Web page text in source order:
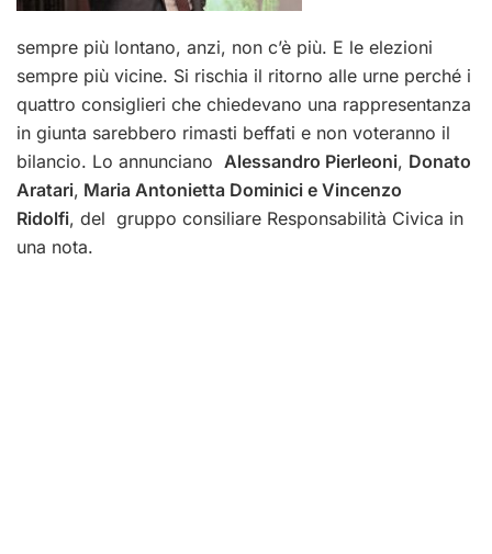
sempre più lontano, anzi, non c’è più. E le elezioni
sempre più vicine. Si rischia il ritorno alle urne perché i
quattro consiglieri che chiedevano una rappresentanza
in giunta sarebbero rimasti beffati e non voteranno il
bilancio. Lo annunciano Alessandro Pierleoni, Donato
Aratari, Maria Antonietta Dominici e Vincenzo
Ridolfi, del gruppo consiliare Responsabilità Civica in
una nota.